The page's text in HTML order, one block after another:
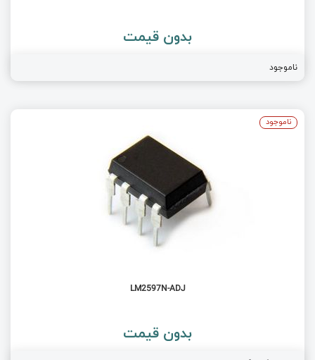
بدون قیمت
ناموجود
LM2597N-ADJ
بدون قیمت
ناموجود